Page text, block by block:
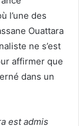
l’une des
Ouattara
ne s’est
affirmer que
dans un
est admis